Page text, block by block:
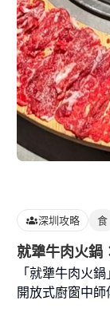
深圳攻略 食
就犟牛肉火鍋
「就犟牛肉火
開放式廚窗中